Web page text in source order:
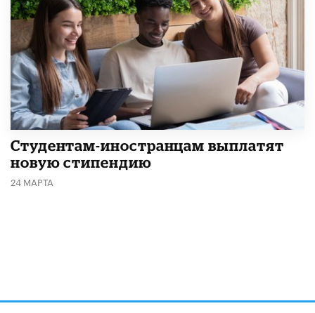
Студентам-иностранцам выплатят
новую стипендию
24 МАРТА